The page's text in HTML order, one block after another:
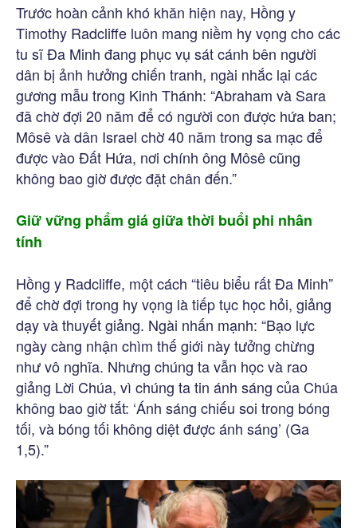
Trước hoàn cảnh khó khăn hiện nay, Hồng y
Timothy Radcliffe luôn mang niềm hy vọng cho các
tu sĩ Đa Minh đang phục vụ sát cánh bên người
dân bị ảnh hưởng chiến tranh, ngài nhắc lại các
gương mẫu trong Kinh Thánh: “Abraham và Sara
đã chờ đợi 20 năm để có người con được hứa ban;
Môsê và dân Israel chờ 40 năm trong sa mạc để
được vào Đất Hứa, nơi chính ông Môsê cũng
không bao giờ được đặt chân đến.”
Giữ vững phẩm giá giữa thời buổi phi nhân
tính
Hồng y Radcliffe, một cách “tiêu biểu rất Đa Minh”
để chờ đợi trong hy vọng là tiếp tục học hỏi, giảng
dạy và thuyết giảng. Ngài nhấn mạnh: “Bạo lực
ngày càng nhận chìm thế giới này tưởng chừng
như vô nghĩa. Nhưng chúng ta vẫn học và rao
giảng Lời Chúa, vì chúng ta tin ánh sáng của Chúa
không bao giờ tắt: ‘Ánh sáng chiếu soi trong bóng
tối, và bóng tối không diệt được ánh sáng’ (Ga
1,5).”